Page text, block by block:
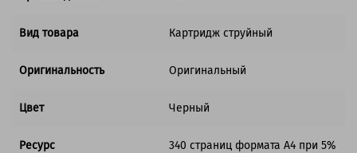
Вид товара Картридж струйный
Оригинальность Оригинальный
Цвет Черный
Ресурс
340 страниц формата А4 при 5%